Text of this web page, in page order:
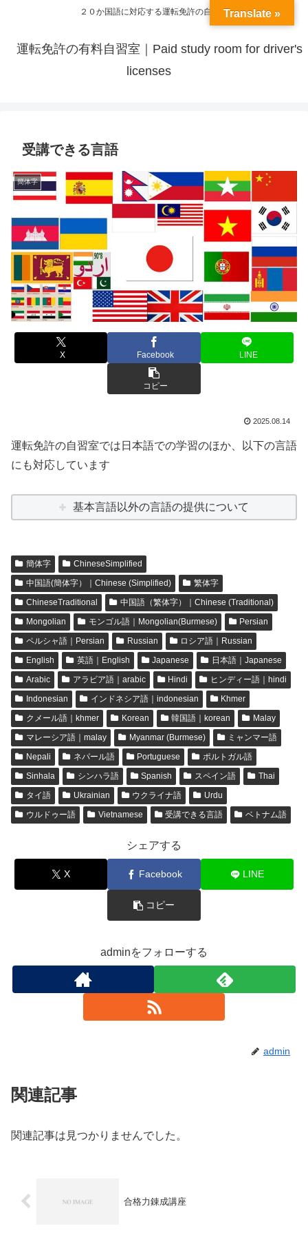
２０か国語に対応する運転免許の自習室
運転免許の有料自習室｜Paid study room for driver's
licenses
受講できる言語
簡体字
X Facebook LINE
コピー
2025.08.14
運転免許の自習室では日本語での学習のほか、以下の言語
にも対応しています
基本言語以外の言語の提供について
簡体字
ChineseSimplified
中国語(簡体字）｜Chinese (Simplified)
繁体字
ChineseTraditional
中国語（繁体字）｜Chinese (Traditional)
Mongolian
モンゴル語｜Mongolian(Burmese)
Persian
ペルシャ語｜Persian
Russian
ロシア語｜Russian
English
英語｜English Japanese
日本語｜Japanese
Arabic
アラビア語｜arabic Hindi
ヒンディー語｜hindi
Indonesian
インドネシア語｜indonesian
Khmer
クメール語｜khmer
Korean 韓国語｜korean
Malay
マレーシア語｜malay
Myanmar (Burmese)
ミャンマー語
Nepali
ネパール語 Portuguese
ポルトガル語
Sinhala
シンハラ語 Spanish スペイン語
Thai
タイ語
Ukrainian ウクライナ語
Urdu
ウルドゥー語
Vietnamese 受講できる言語 ベトナム語
シェアする
X Facebook LINE
コピー
adminをフォローする
admin
関連記事
関連記事は見つかりませんでした。
合格力錬成講座
Translate »